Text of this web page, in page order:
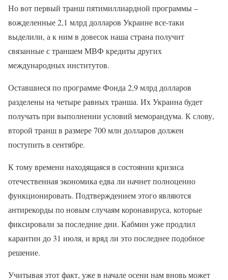
Но вот первый транш пятимиллиардной программы –
вожделенные 2,1 млрд долларов Украине все-таки
выделили, а к ним в довесок наша страна получит
связанные с траншем МВФ кредиты других
международных институтов.
Оставшиеся по программе Фонда 2,9 млрд долларов
разделены на четыре равных транша. Их Украина будет
получать при выполнении условий меморандума. К слову,
второй транш в размере 700 млн долларов должен
поступить в сентябре.
К тому времени находящаяся в состоянии кризиса
отечественная экономика едва ли начнет полноценно
функционировать. Подтверждением этого являются
антирекорды по новым случаям коронавируса, которые
фиксировали за последние дни. Кабмин уже продлил
карантин до 31 июля, и вряд ли это последнее подобное
решение.
Учитывая этот факт, уже в начале осени нам вновь может